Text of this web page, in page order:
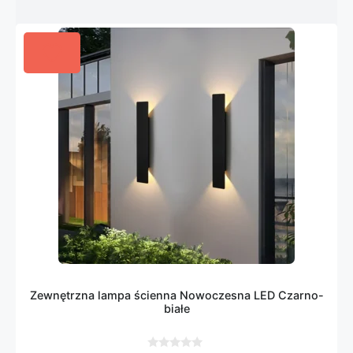
Zewnętrzna lampa ścienna Nowoczesna LED Czarno-
białe